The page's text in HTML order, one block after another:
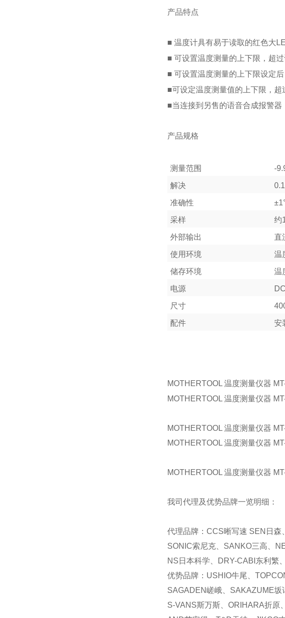
产品特点
■ 温度计具有易于读取的红色大
■ 可设置温度测量的上下限，超
■ 可设置温度测量的上下限设定
■可设定温度测量值的上下限，超
■当连接到另售的语音合成报警器
产品规格
测量范围 -
解决
准确性
采样 约
外部输出 直
使用环境 温
储存环境 温
电源
尺寸
配件 安
MOTHERTOOL 温度测量仪器
MOTHERTOOL 温度测量仪器
MOTHERTOOL 温度测量仪器
MOTHERTOOL 温度测量仪器
MOTHERTOOL 温度测量仪器
我司代理及优势品牌一览明细：
代理品牌：CCS晰写速 SEN日
SONIC索尼克、SANKO三高、
NS日本科学、DRY-CABI东利繁
优势品牌：USHIO牛尾、
SAGADEN嵯峨、SAKAZUME
S-VANS斯万斯、ORIHARA折原